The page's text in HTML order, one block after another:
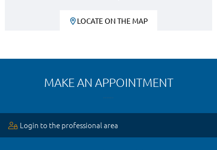
LOCATE ON THE MAP
MAKE AN APPOINTMENT
Login to the professional area